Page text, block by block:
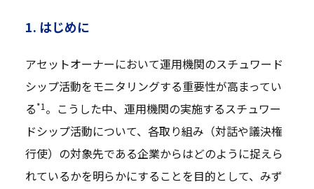
1. はじめに
アセットオーナーにおいて運用機関のスチュワード
シップ活動をモニタリングする重要性が高まってい
る*1 。こうした中、運用機関の実施するスチュワー
ドシップ活動について、各取り組み（対話や議決権
行使）の対象先である企業からはどのように捉えら
れているかを明らかにすることを目的として、みず